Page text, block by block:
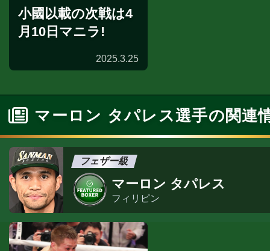
小國以載の次戦は4
月10日マニラ!
2025.3.25
マーロン タパレス選手の関連
フェザー級
マーロン タパレス
フィリピン